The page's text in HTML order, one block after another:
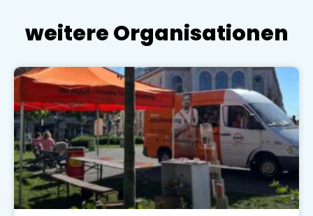
weitere Organisationen